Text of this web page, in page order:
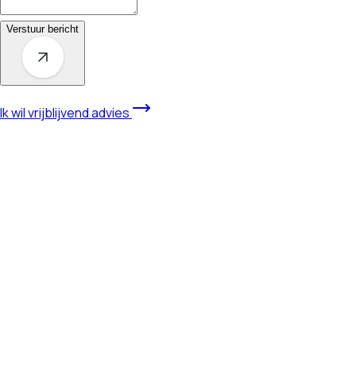
Verstuur bericht
Ik wil vrijblijvend advies